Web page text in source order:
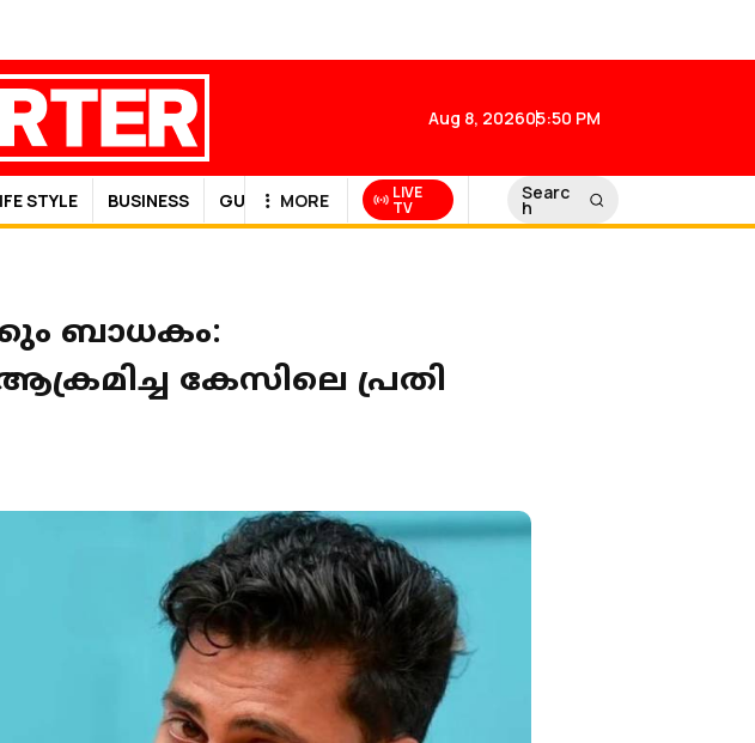
Aug 8, 202605:50 PM
STYLE BUSINESS GULF NEWS
MORE LIVE
TV
Searc
h
ബാധകം:
കേസിലെ പ്രതി